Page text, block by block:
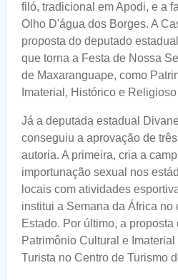
filó, tradicional em Apodi, e a
Olho D'água dos Borges. A
proposta do deputado
que torna a Festa de Nossa
de Maxaranguape, como
Imaterial, Histórico e
Já a deputada estadual
conseguiu a aprovação de
autoria. A primeira, cria a
importunação sexual nos
locais com atividades
institui a Semana da África
Estado. Por último, a
Patrimônio Cultural e
Turista no Centro de Turismo